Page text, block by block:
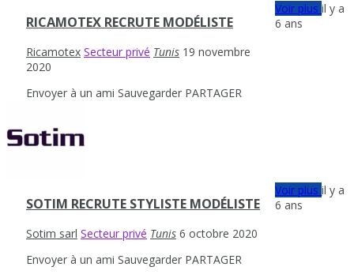
RICAMOTEX RECRUTE MODÉLISTE
Ricamotex Secteur privé Tunis 19 novembre
2020
Envoyer à un ami Sauvegarder PARTAGER
Voir plusil y a
6 ans
SOTIM RECRUTE STYLISTE MODÉLISTE
Sotim sarl Secteur privé Tunis 6 octobre 2020
Envoyer à un ami Sauvegarder PARTAGER
Voir plusil y a
6 ans